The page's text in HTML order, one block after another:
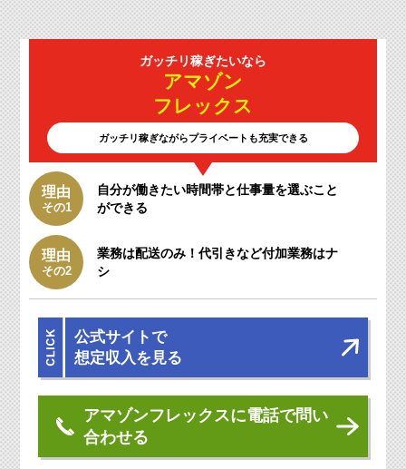
ガッチリ稼ぎたいなら
アマゾン
フレックス
ガッチリ稼ぎながらプライベートも充実できる
理由
その1
自分が働きたい時間帯と仕事量を選ぶこと
ができる
理由
その2
業務は配送のみ！代引きなど付加業務はナ
シ
公式サイトで
想定収入を見る
アマゾンフレックスに電話で問い
合わせる